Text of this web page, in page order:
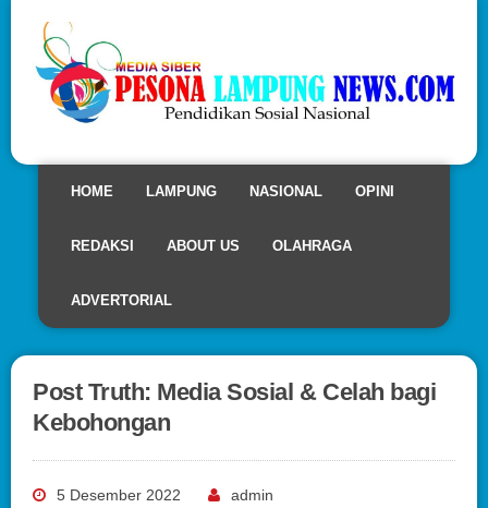
HOME LAMPUNG NASIONAL OPINI
REDAKSI ABOUT US OLAHRAGA
ADVERTORIAL
Post Truth: Media Sosial & Celah bagi
Kebohongan
5 Desember 2022 admin